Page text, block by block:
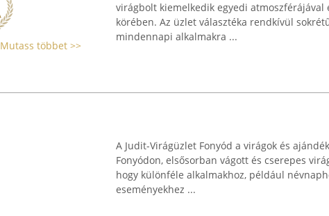
Mutass többet >>
virágbolt kiemelkedik egyedi atmoszférájával
körében. Az üzlet választéka rendkívül
mindennapi alkalmakra ...
A Judit-Virágüzlet Fonyód a virágok és
Fonyódon, elsősorban vágott és cserepes
hogy különféle alkalmakhoz, például
eseményekhez ...